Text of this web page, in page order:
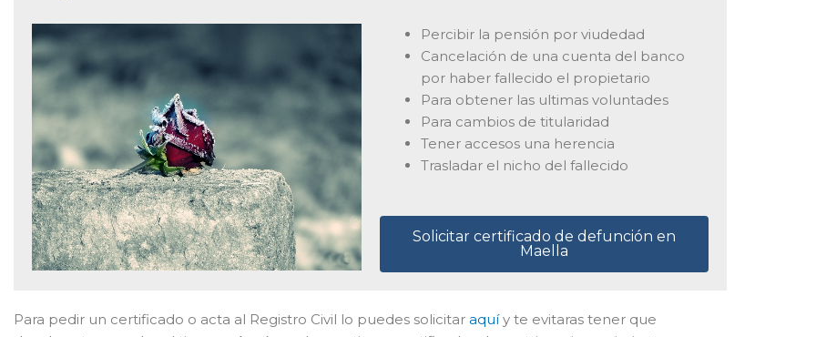
Percibir la pensión por viudedad
Cancelación de una cuenta del banco
por haber fallecido el propietario
Para obtener las ultimas voluntades
Para cambios de titularidad
Tener accesos una herencia
Trasladar el nicho del fallecido
Solicitar certificado de defunción en
Maella
Para pedir un certificado o acta al Registro Civil lo puedes solicitar aquíy te evitaras tener que